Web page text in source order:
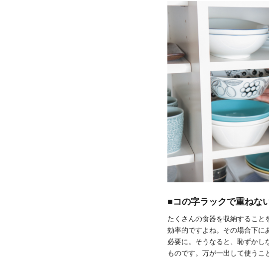
■コの字ラックで重ねな
たくさんの食器を収納すること
効率的ですよね。その場合下に
必要に。そうなると、恥ずかし
ものです。万が一出して使う